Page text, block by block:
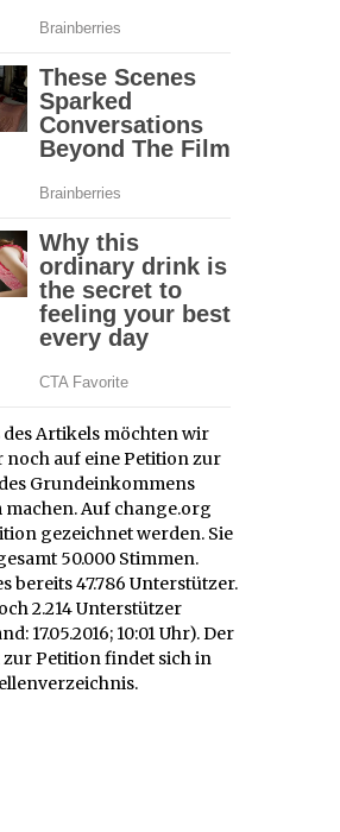
des Artikels möchten wir
noch auf eine Petition zur
Grundeinkommens
Auf change.org
gezeichnet werden. Sie
50.000 Stimmen.
bereits 47.786 Unterstützer.
2.214 Unterstützer
17.05.2016; 10:01 Uhr). Der
Petition findet sich in